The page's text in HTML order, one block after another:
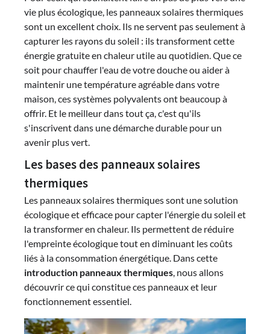
vie plus écologique, les panneaux solaires thermiques
sont un excellent choix. Ils ne servent pas seulement à
capturer les rayons du soleil : ils transforment cette
énergie gratuite en chaleur utile au quotidien. Que ce
soit pour chauffer l'eau de votre douche ou aider à
maintenir une température agréable dans votre
maison, ces systèmes polyvalents ont beaucoup à
offrir. Et le meilleur dans tout ça, c'est qu'ils
s'inscrivent dans une démarche durable pour un
avenir plus vert.
Les bases des panneaux solaires
thermiques
Les panneaux solaires thermiques sont une solution
écologique et efficace pour capter l'énergie du soleil et
la transformer en chaleur. Ils permettent de réduire
l'empreinte écologique tout en diminuant les coûts
liés à la consommation énergétique. Dans cette
introduction panneaux thermiques, nous allons
découvrir ce qui constitue ces panneaux et leur
fonctionnement essentiel.